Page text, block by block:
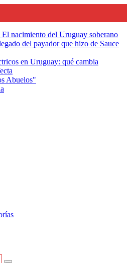
nacimiento del Uruguay soberano
del payador que hizo de Sauce
en Uruguay: qué cambia
Abuelos"